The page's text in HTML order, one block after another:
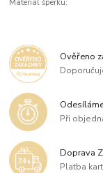
Materiál šperku:
Ověřeno
Při
Doprava
Platba